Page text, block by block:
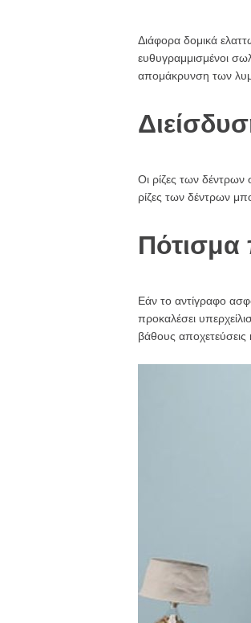
Διάφορα δομικά
ευθυγραμμισμένοι
απομάκρυνση των
Οι ρίζες των
ρίζες των δέντρων
Εάν το αντίγραφο
προκαλέσει
βάθους αποχετεύσεις